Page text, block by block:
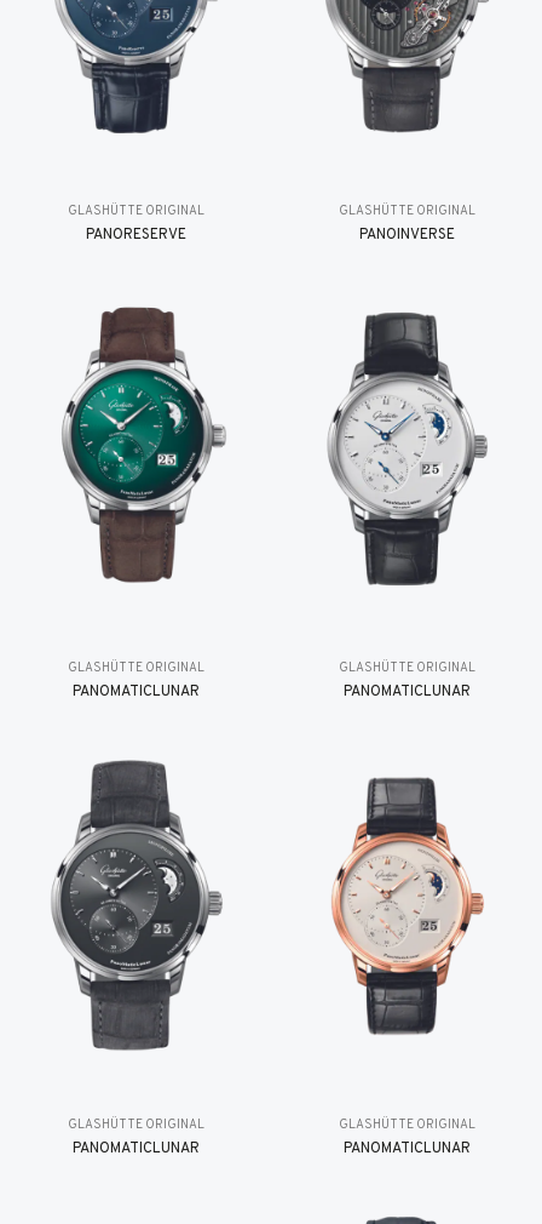
GLASHÜTTE ORIGINAL
PANORESERVE
GLASHÜTTE ORIGINAL
PANOINVERSE
GLASHÜTTE ORIGINAL
PANOMATICLUNAR
GLASHÜTTE ORIGINAL
PANOMATICLUNAR
GLASHÜTTE ORIGINAL
PANOMATICLUNAR
GLASHÜTTE ORIGINAL
PANOMATICLUNAR